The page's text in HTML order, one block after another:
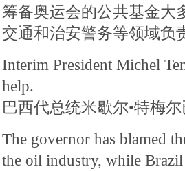
筹备奥运会的公共基金大
交通和治安警务等领域负
Interim President Michel
help.
巴西代总统米歇尔•特梅
The governor has blamed
the oil industry, while Brazil